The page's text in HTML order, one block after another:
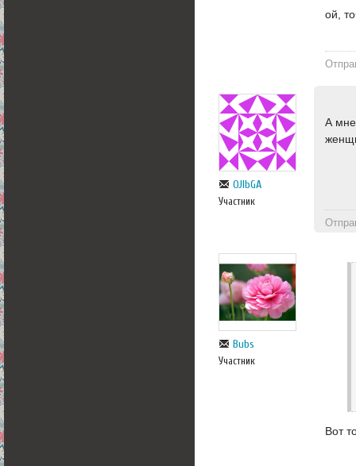
ой,
OJlbGA
Участник
А мне
Bubs
Участник
Вот